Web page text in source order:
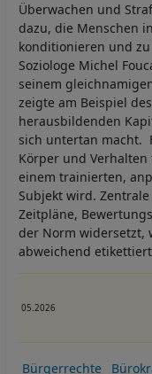
Überwachen und
dazu, die Menschen
konditionieren und
Soziologe Michel
seinem
zeigte am Beispiel
herausbildenden
sich untertan macht.
Körper und
einem trainierten,
Subjekt wird.
Zeitpläne,
der Norm widersetzt,
abweichend
05.2026
Bürgerrechte